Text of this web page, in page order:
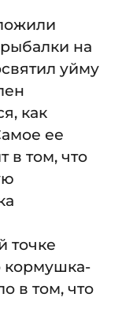
на
уйму
как
ее
в том, что
точке
кормушка-
в том, что